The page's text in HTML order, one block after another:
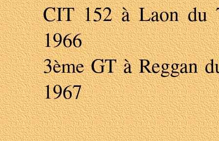
CIT 152 à Laon du
1966
3èmeGT à Reggan
1967